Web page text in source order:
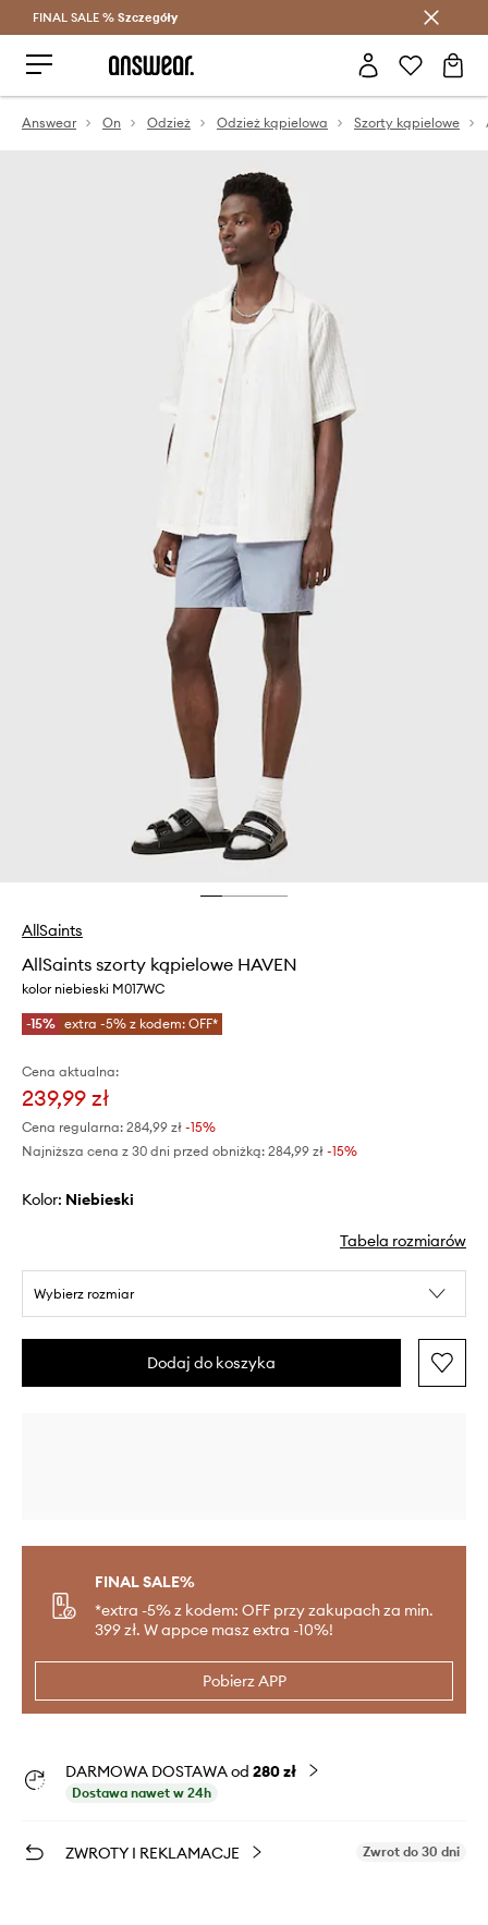
Oszczędzaj z Answear Club >
FINAL SALE % Szczegóły
Answear On Odzież Odzież kąpielowa Szorty kąpielowe
AllSaints
AllSaints szorty kąpielowe HAVEN
kolor niebieski M017WC
-15% extra -5% z kodem: OFF*
Cena aktualna:
239,99 zł
Cena regularna: 284,99 zł -15%
Najniższa cena z 30 dni przed obniżką: 284,99 zł -15%
Kolor: niebieski
Tabela rozmiarów
Wybierz rozmiar
Dodaj do koszyka
FINAL SALE%
*extra -5% z kodem: OFF przy zakupach za min.
399 zł. W appce masz extra -10%!
Pobierz APP
DARMOWA DOSTAWA od 280 zł
Dostawa nawet w 24h
ZWROTY I REKLAMACJE Zwrot do 30 dni